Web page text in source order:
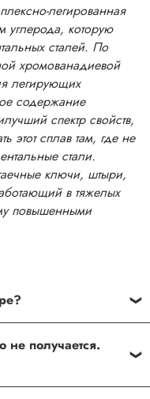
легированная
которую
сталей. По
хромованадиевой
легирующих
содержание
спектр свойств,
этот сплав там, где не
стали.
ключи, штыри,
в тяжелых
повышенными
свой отзыв.
одной до пяти
модерацию.
не получается.